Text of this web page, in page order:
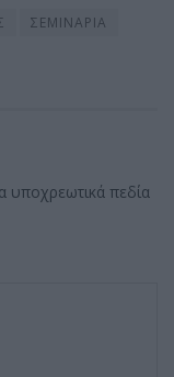
ΣΕΜΙΝΑΡΙΑ
υποχρεωτικά πεδία